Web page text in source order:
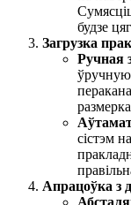
будзе
Загрузка
Ручная
сістэм
Апрацоўка з